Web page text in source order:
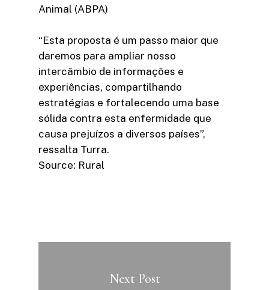
Animal (ABPA)
“Esta proposta é um passo maior que
daremos para ampliar nosso
intercâmbio de informações e
experiências, compartilhando
estratégias e fortalecendo uma base
sólida contra esta enfermidade que
causa prejuízos a diversos países”,
ressalta Turra.
Source: Rural
Next Post